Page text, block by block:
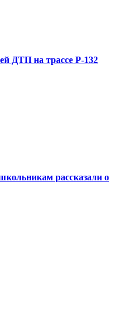
ДТП на трассе Р-132
рассказали о